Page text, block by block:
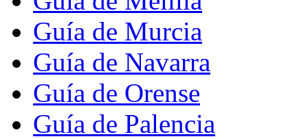
Guía de Murcia
Guía de Navarra
Guía de Orense
Guía de Palencia